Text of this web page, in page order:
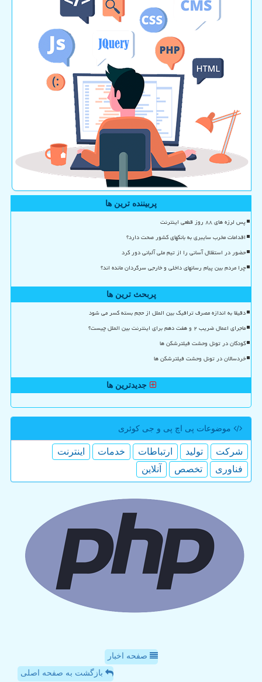
پربیننده ترین ها
پس لرزه های ۸۸ روز قطعی اینترنت
اقدامات مخرب سایبری به بانکهای کشور صحت دارد؟
حضور در استقلال آسانی را از تیم ملی آلبانی دور کرد
چرا مردم بین پیام رسانهای داخلی و خارجی سرگردان مانده اند؟
پربحث ترین ها
دقیقا به اندازه مصرف ترافیک بین الملل از حجم بسته کسر می شود
ماجرای اعمال ضریب ۲ و هفت دهم برای اینترنت بین الملل چیست؟
کودکان در تونل وحشت فیلترشکن ها
خردسالان در تونل وحشت فیلترشکن ها
جدیدترین ها
موضوعات پی اچ پی و جی كوئری
شركت تولید ارتباطات خدمات
اینترنت
فناوری
تخصص آنلاین
صفحه اخبار
بازگشت به صفحه اصلی